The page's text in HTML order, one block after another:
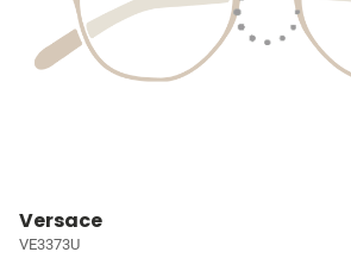
Versace
VE3373U